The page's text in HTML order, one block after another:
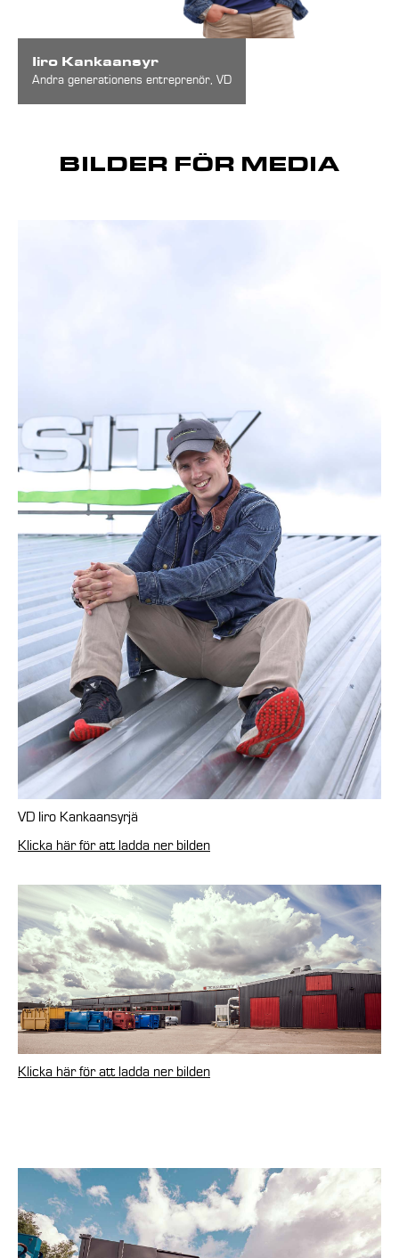
Iiro Kankaansyr
Andra generationens entreprenör, VD
BILDER FÖR MEDIA
VD Iiro Kankaansyrjä
Klicka här för att ladda ner bilden
Klicka här för att ladda ner bilden